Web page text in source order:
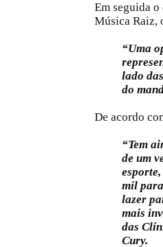
Em seguida
Música Raiz,
“Uma
lado
do
De acordo
“Tem
de um
mil
lazer
mais
das
Cury.